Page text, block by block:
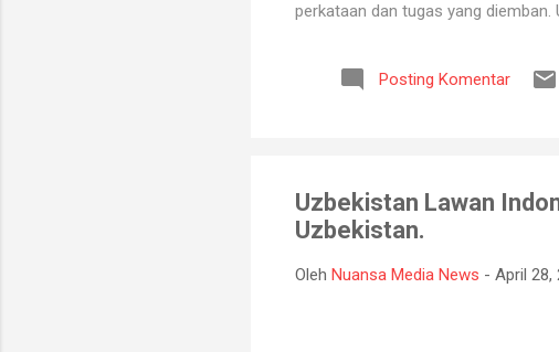
perkataan dan tugas yang
lutut merelakan integritasnya
bersih atau baik. Seorang muslim,
Posting Komentar
Uzbekistan Lawan
Uzbekistan.
Oleh Nuansa Media News - April 28,